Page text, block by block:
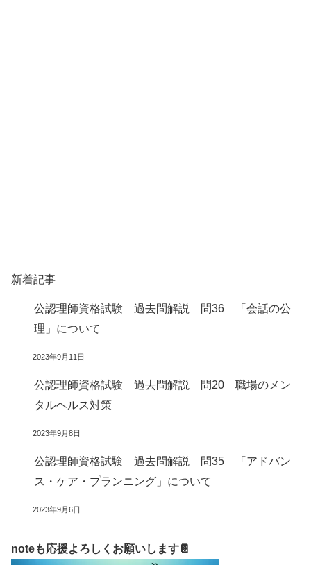
新着記事
公認理師資格試験 過去問解説 問36 「会話の公
理」について
2023年9月11日
公認理師資格試験 過去問解説 問20 職場のメン
タルヘルス対策
2023年9月8日
公認理師資格試験 過去問解説 問35 「アドバン
ス・ケア・プランニング」について
2023年9月6日
noteも応援よろしくお願いします📔